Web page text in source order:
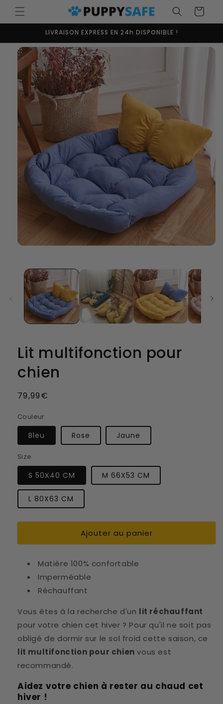
passer
au
contenu
Panier
LIVRAISON EXPRESS EN 24h DISPONIBLE !
Passer aux
informations
produits
Lit multifonction pour
chien
Prix
79,99€
Couleur
Bleu Rose Jaune
Size
S 50X40 CM M 66X53 CM
L 80X63 CM
Ajouter au panier
Matière 100% confortable
Imperméable
Réchauffant
Vous êtes à la recherche d'un lit réchauffant
pour votre chien cet hiver ? Pour qu'il ne soit pas
obligé de dormir sur le sol froid cette saison, ce
lit multifonction pour chien vous est
recommandé.
Aidez votre chien à rester au chaud cet
hiver !